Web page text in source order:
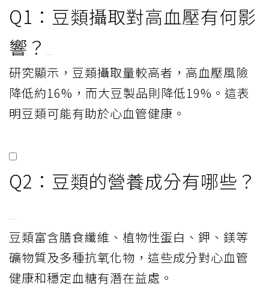
Q1：豆類攝取對高血壓有何影
響？
研究顯示，豆類攝取量較高者，高血壓風險
降低約16%，而大豆製品則降低19%。這表
明豆類可能有助於心血管健康。
Q2：豆類的營養成分有哪些？
豆類富含膳食纖維、植物性蛋白、鉀、鎂等
礦物質及多種抗氧化物，這些成分對心血管
健康和穩定血糖有潛在益處。